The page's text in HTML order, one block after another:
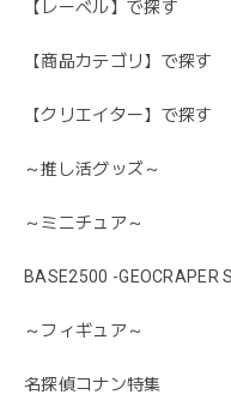
【レーベル】で探す
【商品カテゴリ】で探す
【クリエイター】で探す
～推し活グッズ～
～ミニチュア～
BASE2500 -GEOCRAPER
～フィギュア～
名探偵コナン特集